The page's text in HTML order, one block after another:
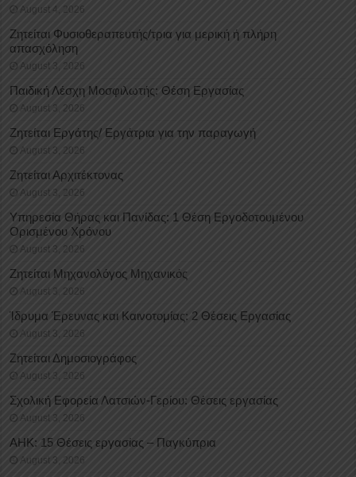
August 4, 2026
Ζητείται Φυσιοθεραπευτής/τρια για μερική ή πλήρη
απασχόληση
August 3, 2026
Παιδική Λέσχη Μοσφιλωτής: Θέση Εργασίας
August 3, 2026
Ζητείται Εργάτης/ Εργάτρια για την παραγωγή
August 3, 2026
Ζητείται Αρχιτέκτονας
August 3, 2026
Υπηρεσία Θήρας και Πανίδας: 1 Θέση Eργοδοτουμένου
Oρισμένου Xρόνου
August 3, 2026
Ζητείται Μηχανολόγος Μηχανικός
August 3, 2026
Ίδρυμα Έρευνας και Καινοτομίας: 2 Θέσεις Εργασίας
August 3, 2026
Ζητείται Δημοσιογράφος
August 3, 2026
Σχολική Εφορεία Λατσιών-Γερίου: Θέσεις εργασίας
August 3, 2026
ΑΗΚ: 15 Θέσεις εργασίας – Παγκύπρια
August 3, 2026